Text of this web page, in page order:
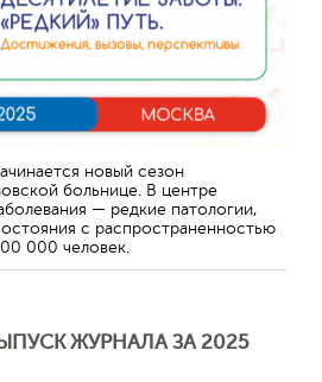
новый сезон
больнице. В центре
— редкие патологии,
с распространенностью
000 человек.
ЖУРНАЛА ЗА 2025